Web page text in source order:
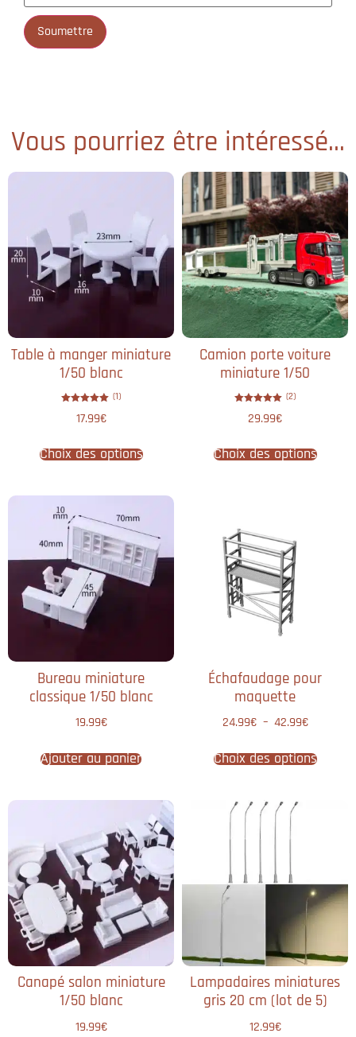
Vous pourriez être intéressé...
Table à manger miniature
1/50 blanc
5.00
(1)
17.99€
Choix des options
Camion porte voiture
miniature 1/50​
5.00
(2)
29.99€
Choix des options
Bureau miniature
classique 1/50 blanc
19.99€
Ajouter au panier
Échafaudage pour
maquette
24.99€ – 42.99€
Choix des options
Canapé salon miniature
1/50 blanc
19.99€
Lampadaires miniatures
gris 20 cm (lot de 5)
12.99€